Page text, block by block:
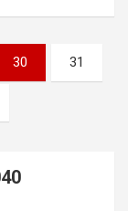
30 31